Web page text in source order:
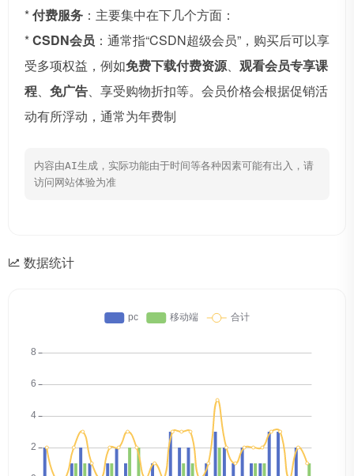
*付费服务 ：主要集中在下几个方面：
*CSDN会员 ：通常指“CSDN超级会员”，购买后可以享
受多项权益，例如免费下载付费资源、 观看会员专享课
程、 免广告、享受购物折扣等。会员价格会根据促销活
动有所浮动，通常为年费制
内容由AI生成，实际功能由于时间等各种因素可能有出入，请
访问网站体验为准
数据统计